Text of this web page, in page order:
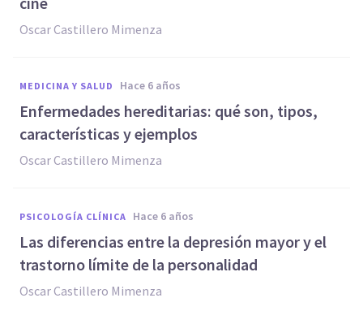
Oscar Castillero Mimenza
MEDICINA Y SALUD hace 6 años
Enfermedades hereditarias: qué son, tipos,
características y ejemplos
Oscar Castillero Mimenza
PSICOLOGÍA CLÍNICA hace 6 años
Las diferencias entre la depresión mayor y el
trastorno límite de la personalidad
Oscar Castillero Mimenza